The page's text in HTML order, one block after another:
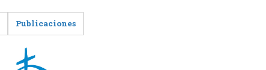
Publicaciones